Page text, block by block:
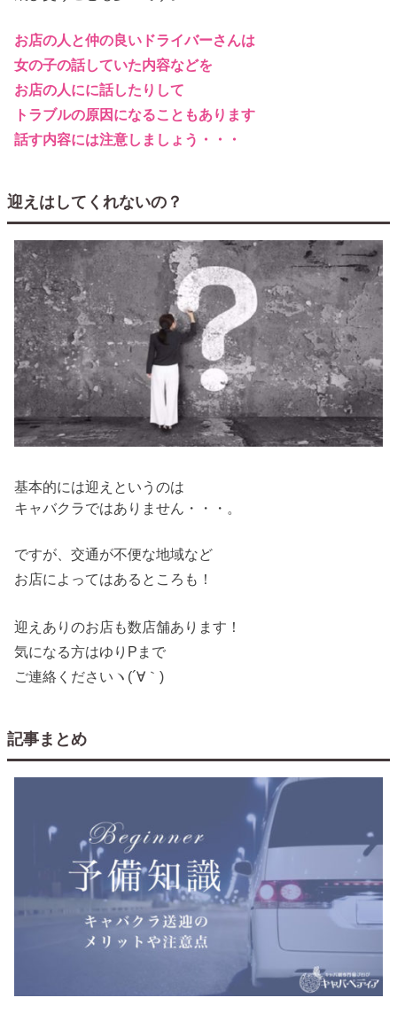
お店の人と仲の良いドライバーさんは
女の子の話していた内容などを
お店の人にに話したりして
トラブルの原因になることもあります
話す内容には注意しましょう・・・
迎えはしてくれないの？
基本的には迎えというのは
キャバクラではありません・・・。
ですが、交通が不便な地域など
お店によってはあるところも！
迎えありのお店も数店舗あります！
気になる方はゆりPまで
ご連絡くださいヽ(´∀｀)
記事まとめ